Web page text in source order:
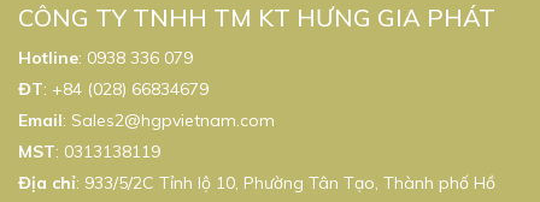
CÔNG TY TNHH TM KT HƯNG GIA PHÁT
Hotline: 0938 336 079
ĐT: +84 (028) 66834679
Email: Sales2@hgpvietnam.com
MST: 0313138119
Địa chỉ: 933/5/2C Tỉnh lộ 10, Phường Tân Tạo, Thành phố Hồ